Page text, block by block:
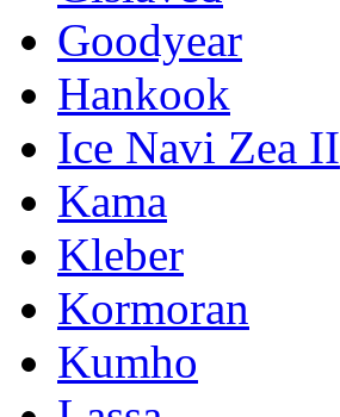
Goodyear
Hankook
Ice Navi Zea II
Kama
Kleber
Kormoran
Kumho